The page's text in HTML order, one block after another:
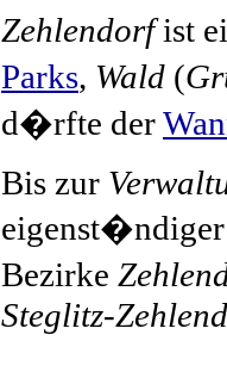
Zehlendorfist
Parks, Wald (
d�rfte der
Bis zur
Bezirke
Steglitz-